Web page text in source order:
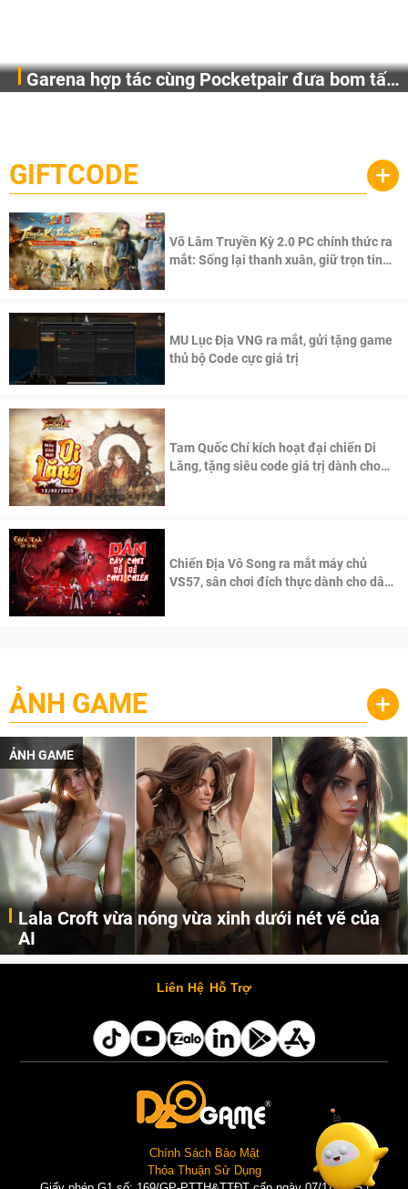
Garena hợp tác cùng Pocketpair đưa bom tấn
cầu, theo giấy phép chính thức từ công ty game Nhật Bản
Pocketpair, Inc.
GIFTCODE +
Võ Lâm Truyền Kỳ 2.0 PC chính thức ra
mắt: Sống lại thanh xuân, giữ trọn tinh
MU Lục Địa VNG ra mắt, gửi tặng game
thủ bộ Code cực giá trị
Tam Quốc Chí kích hoạt đại chiến Di
Lăng, tặng siêu code giá trị dành cho
Chiến Địa Vô Song ra mắt máy chủ
VS57, sân chơi đích thực dành cho dân
ẢNH GAME +
ẢNH GAME
Lala Croft vừa nóng vừa xinh dưới nét vẽ của
AI
Cùng đến với những hình ảnh Lala Croft của Tomb Raider dưới nét vẽ của AI. Một cô nàng xinh đẹp, nóng bỏng nhưng cũng rắn rỏi và mạnh mẽ.
Liên Hệ Hỗ Trợ
Chính Sách Bảo Mật
Thỏa Thuận Sử Dụng